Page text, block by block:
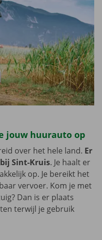
jouw huurauto op
over het hele land. Er
Sint-Kruis. Je haalt er
op. Je bereikt het
vervoer. Kom je met
Dan is er plaats
terwijl je gebruik